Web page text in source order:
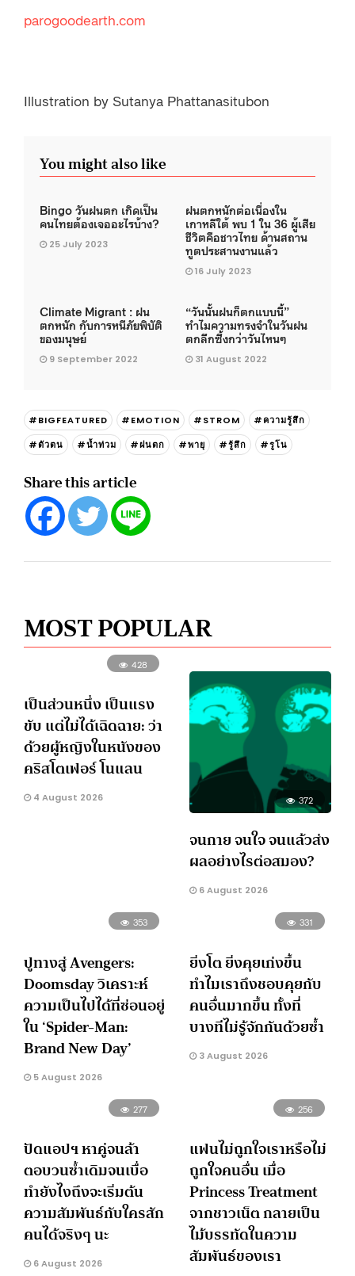
parogoodearth.com
Illustration by Sutanya Phattanasitubon
You might also like
Bingo วันฝนตก เกิดเป็น
คนไทยต้องเจออะไรบ้าง?
25 July 2023
ฝนตกหนักต่อเนื่องใน
เกาหลีใต้ พบ 1 ใน 36 ผู้เสีย
ชีวิตคือชาวไทย ด้านสถาน
ทูตประสานงานแล้ว
16 July 2023
Climate Migrant : ฝน
ตกหนัก กับการหนีภัยพิบัติ
ของมนุษย์
9 September 2022
“วันนั้นฝนก็ตกแบบนี้”
ทำไมความทรงจำในวันฝน
ตกลึกซึ้งกว่าวันไหนๆ
31 August 2022
#BIGFEATURED #EMOTION #STROM
#ความรู้สึก
#ตัวตน
#น้ำท่วม #ฝนตก #พายุ #รู้สึก #รูโน
Share this article
MOST POPULAR
428
เป็นส่วนหนึ่ง เป็นแรง
ขับ แต่ไม่ได้เฉิดฉาย: ว่า
ด้วยผู้หญิงในหนังของ
คริสโตเฟอร์ โนแลน
4 August 2026 372
จนกาย จนใจ จนแล้วส่ง
ผลอย่างไรต่อสมอง?
6 August 2026
353
ปูทางสู่ Avengers:
Doomsday วิเคราะห์
ความเป็นไปได้ที่ซ่อนอยู่
ใน ‘Spider-Man:
Brand New Day’
5 August 2026
331
ยิ่งโต ยิ่งคุยเก่งขึ้น
ทำไมเราถึงชอบคุยกับ
คนอื่นมากขึ้น ทั้งที่
บางทีไม่รู้จักกันด้วยซ้ำ
3 August 2026
277
ปัดแอปฯ หาคู่จนล้า
ตอบวนซ้ำเดิมจนเบื่อ
ทำยังไงถึงจะเริ่มต้น
ความสัมพันธ์กับใครสัก
คนได้จริงๆ นะ
6 August 2026
256
แฟนไม่ถูกใจเราหรือไม่
ถูกใจคนอื่น เมื่อ
Princess Treatment
จากชาวเน็ต กลายเป็น
ไม้บรรทัดในความ
สัมพันธ์ของเรา